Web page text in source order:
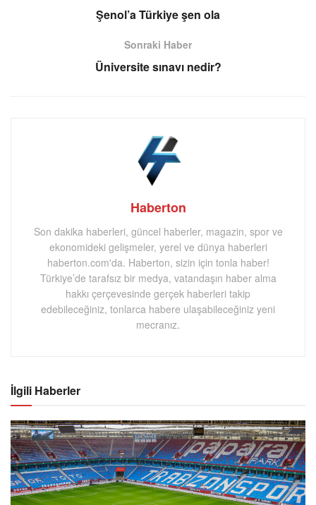
Şenol’a Türkiye şen ola
Sonraki Haber
Üniversite sınavı nedir?
Haberton
Son dakika haberleri, güncel haberler, magazin, spor ve
ekonomideki gelişmeler, yerel ve dünya haberleri
haberton.com'da. Haberton, sizin için tonla haber!
Türkiye’de tarafsız bir medya, vatandaşın haber alma
hakkı çerçevesinde gerçek haberleri takip
edebileceğiniz, tonlarca habere ulaşabileceğiniz yeni
mecranız.
İlgili Haberler